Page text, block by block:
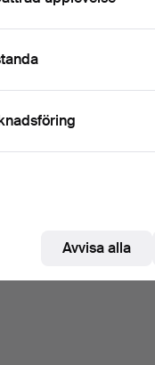
Avvisa alla